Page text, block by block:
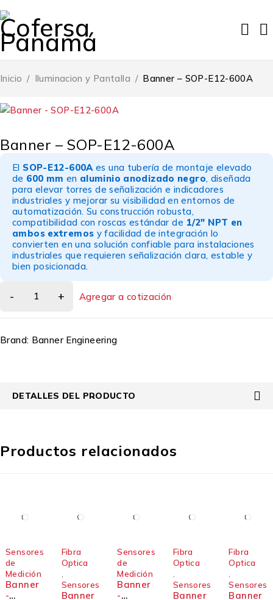
Inicio / Iluminacion y Pantalla / Banner – SOP-E12-600A
Banner – SOP-E12-600A
El SOP-E12-600Aes una tubería de montaje elevado
de 600 mm en aluminio anodizado negro, diseñada
para elevar torres de señalización e indicadores
industriales y mejorar su visibilidad en entornos de
automatización. Su construcción robusta,
compatibilidad con roscas estándar de 1/2" NPT en
ambos extremos y facilidad de integración lo
convierten en una solución confiable para instalaciones
industriales que requieren señalización clara, estable y
bien posicionada.
Agregar a cotización
Brand: Banner Engineering
DETALLES DEL PRODUCTO
Productos relacionados
Sensores
de
Medición
Banner
-
Fibra
Optica
Sensores
Banner
Sensores
de
Medición
Banner
-
Fibra
Optica
Sensores
Banner
Fibra
Optica
Sensores
Banner